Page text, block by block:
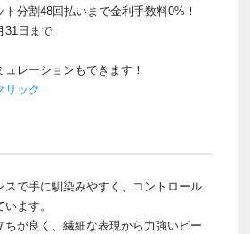
分割48回払いまで金利手数料0%！
31日まで
レーションもできます！
リック
スで手に馴染みやすく、コントロール
ます。
ちが良く、繊細な表現から力強いビー